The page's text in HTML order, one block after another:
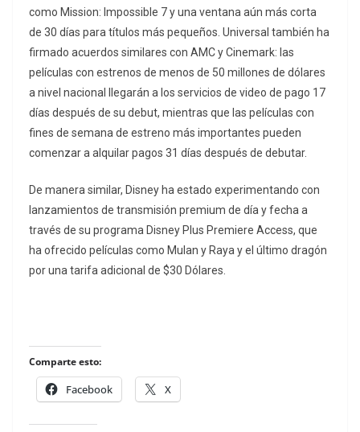
como Mission: Impossible 7 y una ventana aún más corta
de 30 días para títulos más pequeños. Universal también ha
firmado acuerdos similares con AMC y Cinemark: las
películas con estrenos de menos de 50 millones de dólares
a nivel nacional llegarán a los servicios de video de pago 17
días después de su debut, mientras que las películas con
fines de semana de estreno más importantes pueden
comenzar a alquilar pagos 31 días después de debutar.
De manera similar, Disney ha estado experimentando con
lanzamientos de transmisión premium de día y fecha a
través de su programa Disney Plus Premiere Access, que
ha ofrecido películas como Mulan y Raya y el último dragón
por una tarifa adicional de $30 Dólares.
Comparte esto:
Facebook X